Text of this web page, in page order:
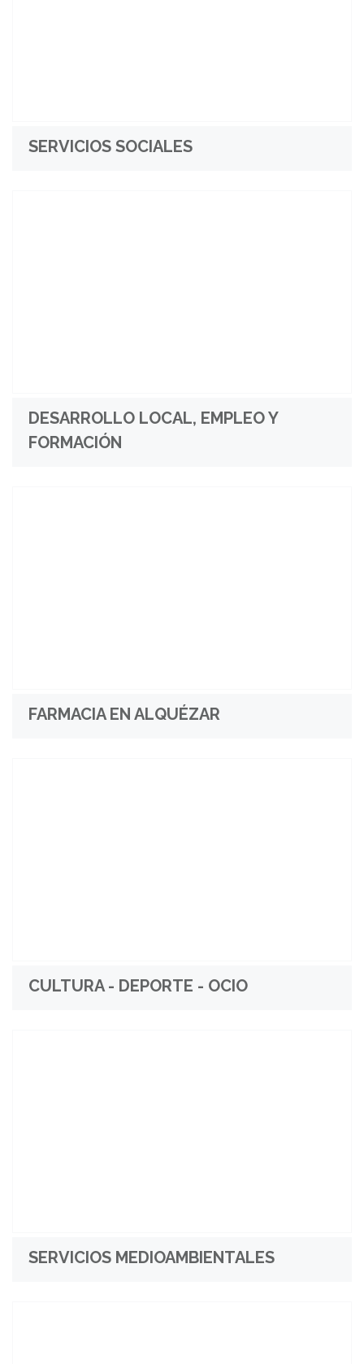
SERVICIOS SOCIALES
DESARROLLO LOCAL, EMPLEO Y
FORMACIÓN
FARMACIA EN ALQUÉZAR
CULTURA - DEPORTE - OCIO
SERVICIOS MEDIOAMBIENTALES